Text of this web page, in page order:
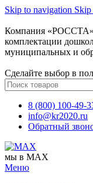
Skip to navigation Skip
Компания «РОССТА»
комплектации
муниципальных и
Сделайте выбор в
8 (800) 100-49-
info@kr2020.ru
Обратный
мы в MAX
Меню